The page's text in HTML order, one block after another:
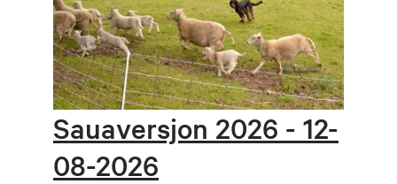
Sauaversjon 2026 - 12-
08-2026